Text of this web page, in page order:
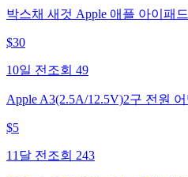
박스채 새것 Apple 애플 아이패
$30
10일 전 조회 49
Apple A3(2.5A/12.5V)2구 전원 어
$5
11달 전 조회 243